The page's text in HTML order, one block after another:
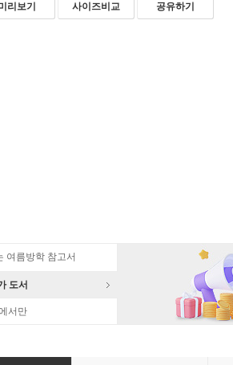
리보기 사이즈비교 공유하기
여름방학 참고서
도서
서만